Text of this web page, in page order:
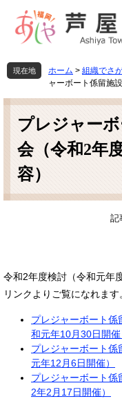
先
頭
を
飛
現在地 ホーム > 組織でさ
ャーボート係留施
本
プレジャー
会（令和2年
容）
記
令和2年度検討（令和元年
リンクよりご覧になれます
プレジャーボート
和元年10月30日開催
プレジャーボート
元年12月6日開催）
プレジャーボート
2年2月17日開催）